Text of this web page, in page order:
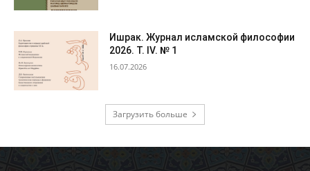
Ишрак. Журнал исламской философии
2026. Т. IV. № 1
16.07.2026
Загрузить больше